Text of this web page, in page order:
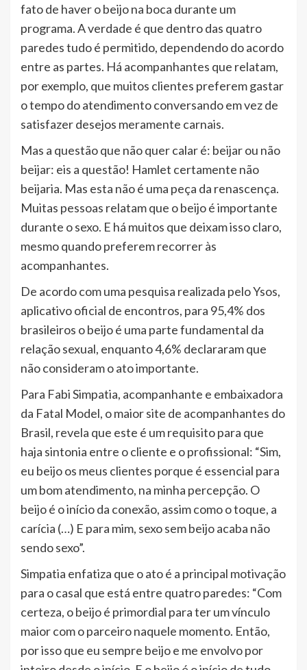
fato de haver o beijo na boca durante um
programa. A verdade é que dentro das quatro
paredes tudo é permitido, dependendo do acordo
entre as partes. Há acompanhantes que relatam,
por exemplo, que muitos clientes preferem gastar
o tempo do atendimento conversando em vez de
satisfazer desejos meramente carnais.
Mas a questão que não quer calar é: beijar ou não
beijar: eis a questão! Hamlet certamente não
beijaria. Mas esta não é uma peça da renascença.
Muitas pessoas relatam que o beijo é importante
durante o sexo. E há muitos que deixam isso claro,
mesmo quando preferem recorrer às
acompanhantes.
De acordo com uma pesquisa realizada pelo Ysos,
aplicativo oficial de encontros, para 95,4% dos
brasileiros o beijo é uma parte fundamental da
relação sexual, enquanto 4,6% declararam que
não consideram o ato importante.
Para Fabi Simpatia, acompanhante e embaixadora
da Fatal Model, o maior site de acompanhantes do
Brasil, revela que este é um requisito para que
haja sintonia entre o cliente e o profissional: “Sim,
eu beijo os meus clientes porque é essencial para
um bom atendimento, na minha percepção. O
beijo é o início da conexão, assim como o toque, a
carícia (…) E para mim, sexo sem beijo acaba não
sendo sexo”.
Simpatia enfatiza que o ato é a principal motivação
para o casal que está entre quatro paredes: “Com
certeza, o beijo é primordial para ter um vínculo
maior com o parceiro naquele momento. Então,
por isso que eu sempre beijo e me envolvo por